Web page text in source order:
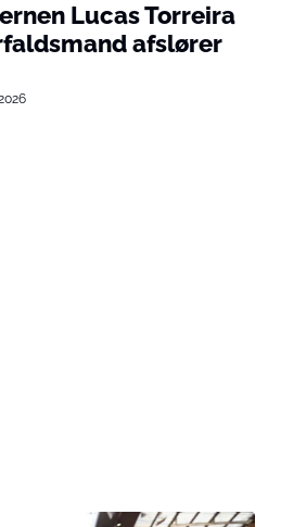
Lucas Torreira
afslører